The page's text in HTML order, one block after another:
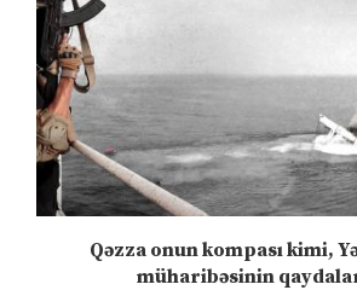
Qəzza onun kompası kimi,
müharibəsinin